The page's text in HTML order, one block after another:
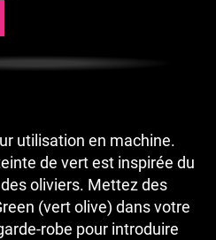
utilisation en machine.
de vert est inspirée du
oliviers. Mettez des
(vert olive) dans votre
robe pour introduire